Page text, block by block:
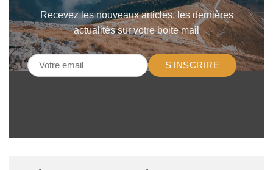
Recevez les nouveaux articles, les dernières
actualités sur votre boite mail
S'INSCRIRE